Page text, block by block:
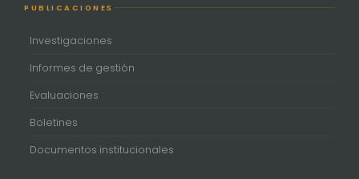
PUBLICACIONES
Investigaciones
Informes de gestión
Evaluaciones
Boletines
Documentos institucionales